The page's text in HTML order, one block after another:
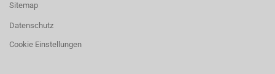
Sitemap
Datenschutz
Cookie Einstellungen